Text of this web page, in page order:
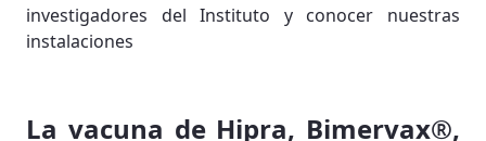
investigadores del Instituto y conocer nuestras
instalaciones
La vacuna de Hipra, Bimervax®,